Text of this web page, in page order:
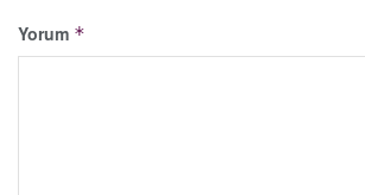
Yorum *